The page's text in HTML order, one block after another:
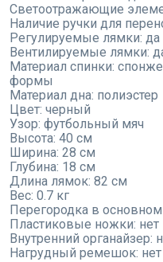
Светоотражающие
Наличие ручки для
Регулируемые лямки: да
Вентилируемые лямки:
Материал спинки:
формы
Материал дна: полиэстер
Цвет: черный
Узор: футбольный мяч
Высота: 40 см
Ширина: 28 см
Глубина: 18 см
Длина лямок: 82 см
Вес: 0.7 кг
Перегородка в
Пластиковые ножки: нет
Внутренний органайзер:
Нагрудный ремешок: нет